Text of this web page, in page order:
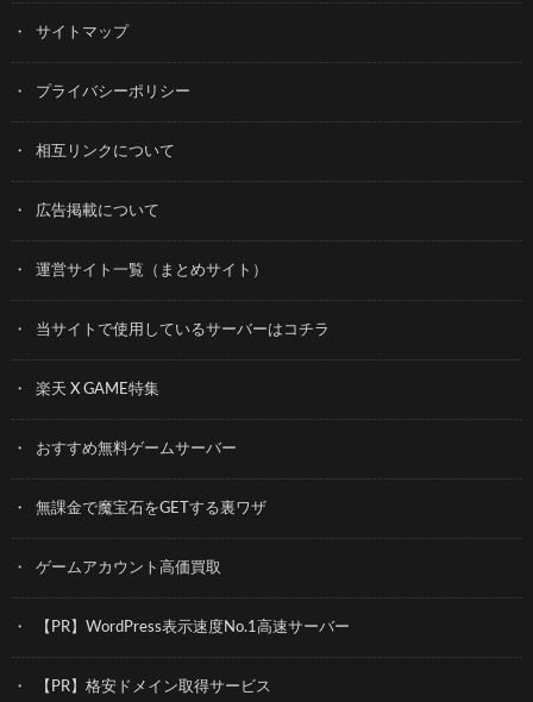
サイトマップ
プライバシーポリシー
相互リンクについて
広告掲載について
運営サイト一覧（まとめサイト）
当サイトで使用しているサーバーはコチラ
楽天 X GAME特集
おすすめ無料ゲームサーバー
無課金で魔宝石をGETする裏ワザ
ゲームアカウント高価買取
【PR】WordPress表示速度No.1高速サーバー
【PR】格安ドメイン取得サービス